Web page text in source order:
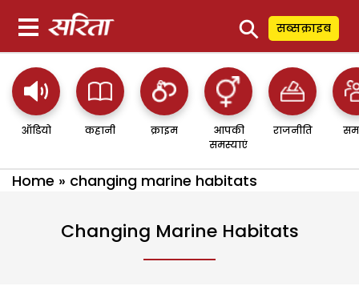
⚲ सब्सक्राइब
ऑडियो कहानी क्राइम
आपकी
समस्याएं
राजनीति
Home » changing marine habitats
Changing Marine Habitats